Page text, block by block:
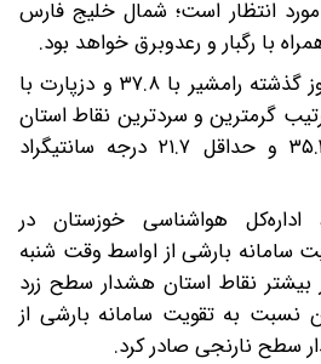
مورد انتظار است؛ شمال خلیج فارس
با رگبار و رعدوبرق خواهد بود.
وی ادامه داد: در شبانه روز گذشته رامشیر با ۳۷.۸ و دزپارت با
ترتیب گرمترین و سردترین نقاط استان
و حداکثر دمای اهواز ۳۵.۴ و حداقل ۲۱.۷ درجه سانتیگراد
هواشناسی خوزستان در
سامانه بارشی از اواسط وقت شنبه
بیشتر نقاط استان هشدار سطح زرد
نسبت به تقویت سامانه بارشی از
سطح نارنجی صادر کرد.